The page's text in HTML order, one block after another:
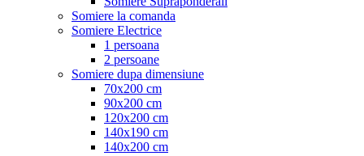
Somiere la comanda
Somiere Electrice
1 persoana
2 persoane
Somiere dupa dimensiune
70x200 cm
90x200 cm
120x200 cm
140x190 cm
140x200 cm